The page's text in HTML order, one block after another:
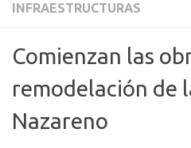
INFRAESTRUCTURAS
Comienzan las
remodelación de
Nazareno